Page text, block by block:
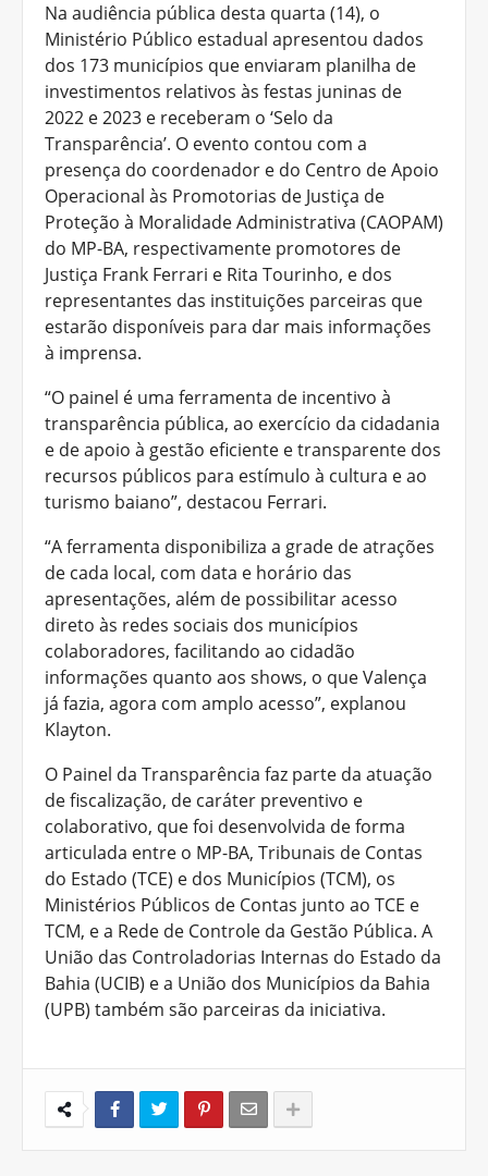
Na audiência pública desta quarta (14), o
Ministério Público estadual apresentou dados
dos 173 municípios que enviaram planilha de
investimentos relativos às festas juninas de
2022 e 2023 e receberam o ‘Selo da
Transparência’. O evento contou com a
presença do coordenador e do Centro de Apoio
Operacional às Promotorias de Justiça de
Proteção à Moralidade Administrativa (CAOPAM)
do MP-BA, respectivamente promotores de
Justiça Frank Ferrari e Rita Tourinho, e dos
representantes das instituições parceiras que
estarão disponíveis para dar mais informações
à imprensa.
“O painel é uma ferramenta de incentivo à
transparência pública, ao exercício da cidadania
e de apoio à gestão eficiente e transparente dos
recursos públicos para estímulo à cultura e ao
turismo baiano”, destacou Ferrari.
“A ferramenta disponibiliza a grade de atrações
de cada local, com data e horário das
apresentações, além de possibilitar acesso
direto às redes sociais dos municípios
colaboradores, facilitando ao cidadão
informações quanto aos shows, o que Valença
já fazia, agora com amplo acesso”, explanou
Klayton.
O Painel da Transparência faz parte da atuação
de fiscalização, de caráter preventivo e
colaborativo, que foi desenvolvida de forma
articulada entre o MP-BA, Tribunais de Contas
do Estado (TCE) e dos Municípios (TCM), os
Ministérios Públicos de Contas junto ao TCE e
TCM, e a Rede de Controle da Gestão Pública. A
União das Controladorias Internas do Estado da
Bahia (UCIB) e a União dos Municípios da Bahia
(UPB) também são parceiras da iniciativa.